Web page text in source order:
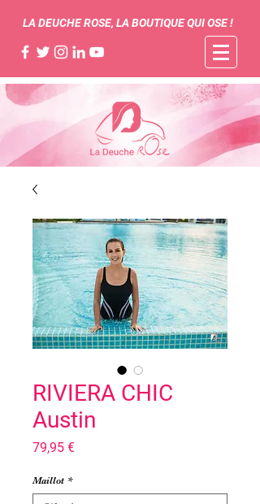
LA DEUCHE ROSE, LA BOUTIQUE QUI OSE !
RIVIERA CHIC
Austin
79,95 €Prix
Maillot *